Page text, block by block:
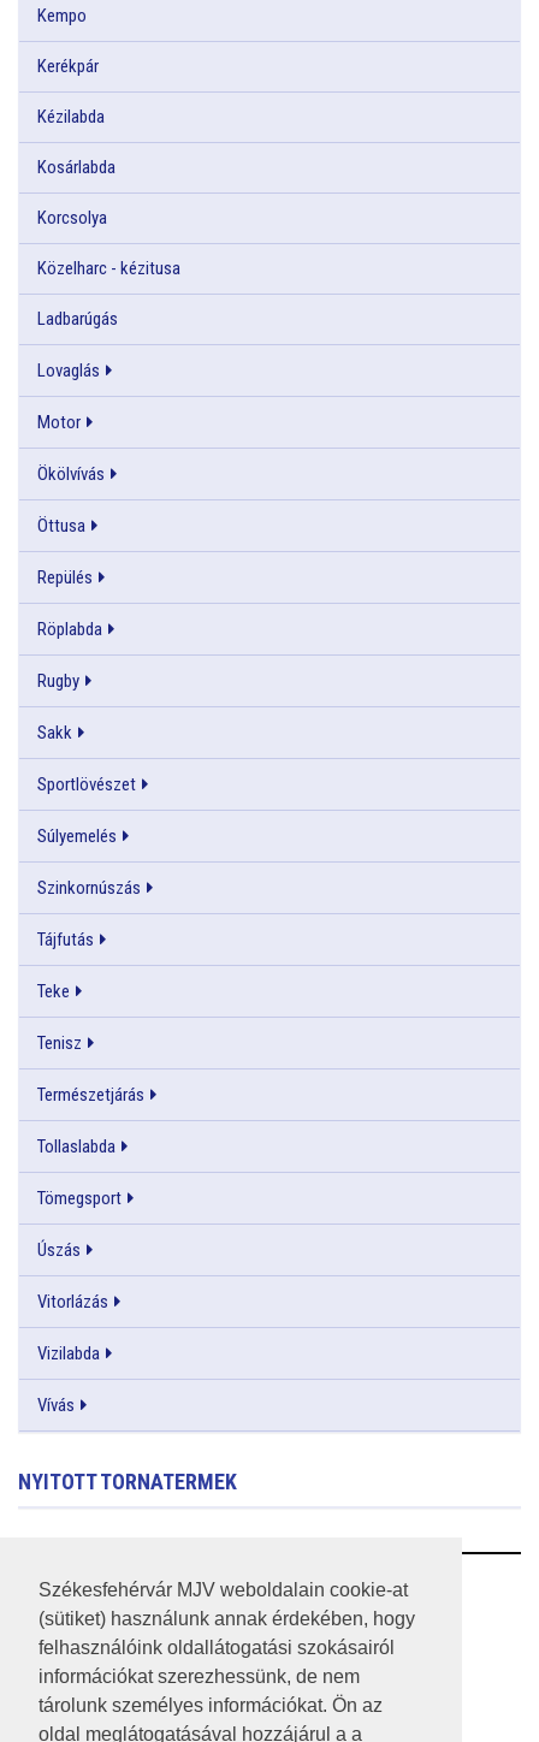
Székesfehérvár MJV weboldalain cookie-at
(sütiket) használunk annak érdekében, hogy
felhasználóink oldallátogatási szokásairól
információkat szerezhessünk, de nem
tárolunk személyes információkat. Ön az
oldal meglátogatásával hozzájárul a a
Kempo
Kerékpár
Kézilabda
Kosárlabda
Korcsolya
Közelharc - kézitusa
Ladbarúgás
Lovaglás
Motor
Ökölvívás
Öttusa
Repülés
Röplabda
Rugby
Sakk
Sportlövészet
Súlyemelés
Szinkornúszás
Tájfutás
Teke
Tenisz
Természetjárás
Tollaslabda
Tömegsport
Úszás
Vitorlázás
Vizilabda
Vívás
NYITOTT TORNATERMEK
RSS
A HONLAP 2017.03.31-I ÁLLAPOTA
JOGI NYILATKOZAT
IMPRESSZUM